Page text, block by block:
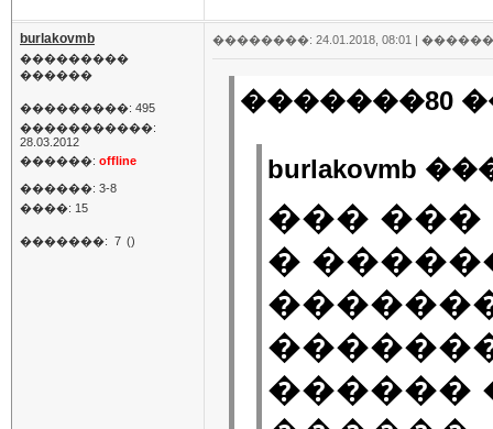
burlakovmb
���������
������
���������: 495
�����������:
28.03.2012
������: offline
������: 3-8
����: 15
�������: 7 ()
��������: 24.01.2018, 08:01 |
�������80
burlakovmb
���
�
������